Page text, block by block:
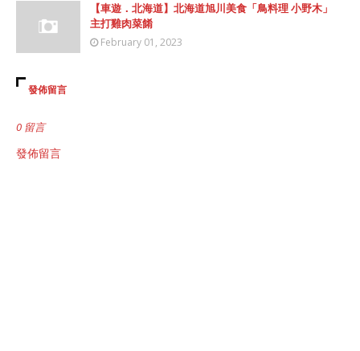
【車遊．北海道】北海道旭川美食「鳥料理 小野木」
主打雞肉菜餚
February 01, 2023
發佈留言
0 留言
發佈留言